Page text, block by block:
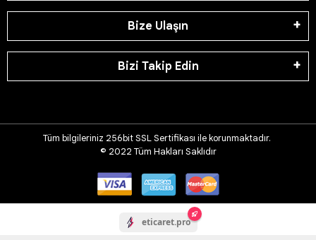
Bize Ulaşın
Bizi Takip Edin
Tüm bilgileriniz 256bit SSL Sertifikası ile korunmaktadır.
© 2022 Tüm Hakları Saklıdır
eticaret.pro